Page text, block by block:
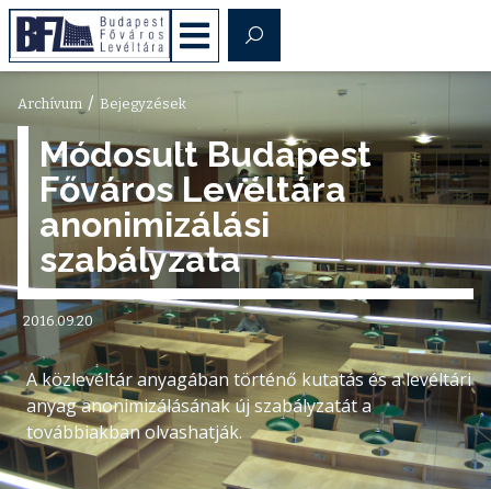
Archívum / Bejegyzések
Módosult Budapest
Főváros Levéltára
anonimizálási
szabályzata
2016.09.20
A közlevéltár anyagában történő kutatás és a levéltári
anyag anonimizálásának új szabályzatát a
továbbiakban olvashatják.